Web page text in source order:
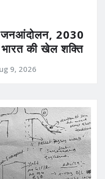
जनआंदोलन, 2030
की खेल शक्ति
9, 2026